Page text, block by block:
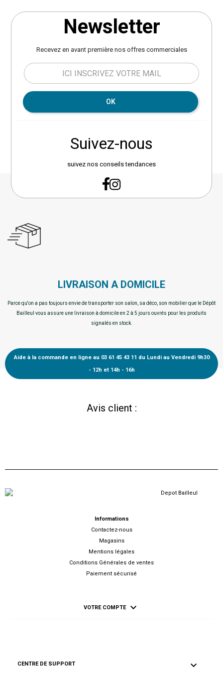
Newsletter
Recevez en avant première nos offres commerciales
OK
Suivez-nous
suivez nos conseils tendances
LIVRAISON A DOMICILE
Parce qu'on a pas toujours envie de transporter son salon, sa déco, son mobilier que le Dépôt
Bailleul vous assure une livraison à domicile en 2 à 5 jours ouvrés pour les produits
signalés en stock.
Aide à la commande en ligne au 03 61 45 43 11 du Lundi au Vendredi 9h30
- 12h et 14h - 16h
Avis client :
Informations
Contactez-nous
Magasins
Mentions légales
Conditions Générales de ventes
Paiement sécurisé
VOTRE COMPTE 
CENTRE DE SUPPORT 